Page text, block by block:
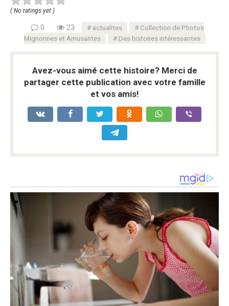
( No ratings yet )
0 23 actualites
Collection de Photos
Mignonnes et Amusantes
Des histoires intéressantes
Avez-vous aimé cette histoire? Merci de
partager cette publication avec votre famille
et vos amis!